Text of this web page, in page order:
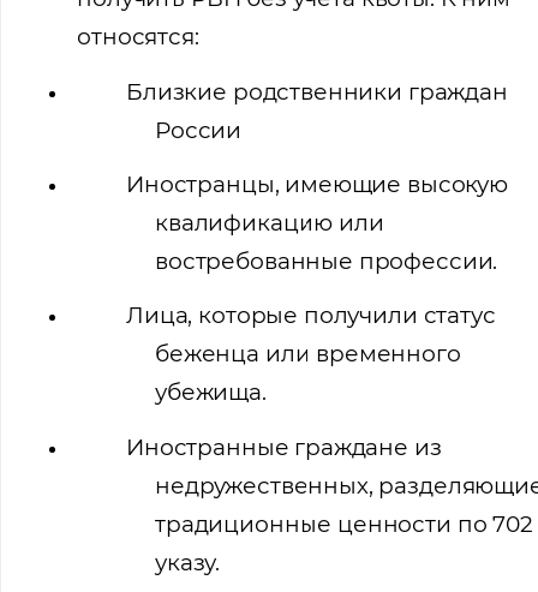
относятся:
Близкие родственники граждан
России
Иностранцы, имеющие высокую
квалификацию или
востребованные профессии.
Лица, которые получили статус
беженца или временного
убежища.
Иностранные граждане из
недружественных,
традиционные ценности по 702
указу.